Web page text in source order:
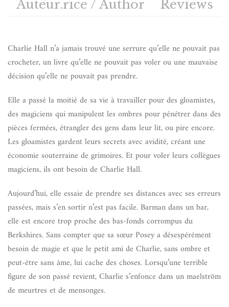
Auteur.rice / Author
Reviews
Charlie Hall n’a jamais trouvé une serrure qu’elle ne pouvait pas
crocheter, un livre qu’elle ne pouvait pas voler ou une mauvaise
décision qu’elle ne pouvait pas prendre.
Elle a passé la moitié de sa vie à travailler pour des gloamistes,
des magiciens qui manipulent les ombres pour pénétrer dans des
pièces fermées, étrangler des gens dans leur lit, ou pire encore.
Les gloamistes gardent leurs secrets avec avidité, créant une
économie souterraine de grimoires. Et pour voler leurs collègues
magiciens, ils ont besoin de Charlie Hall.
Aujourd’hui, elle essaie de prendre ses distances avec ses erreurs
passées, mais s’en sortir n’est pas facile. Barman dans un bar,
elle est encore trop proche des bas-fonds corrompus du
Berkshires. Sans compter que sa sœur Posey a désespérément
besoin de magie et que le petit ami de Charlie, sans ombre et
peut-être sans âme, lui cache des choses. Lorsqu’une terrible
figure de son passé revient, Charlie s’enfonce dans un maelström
de meurtres et de mensonges.